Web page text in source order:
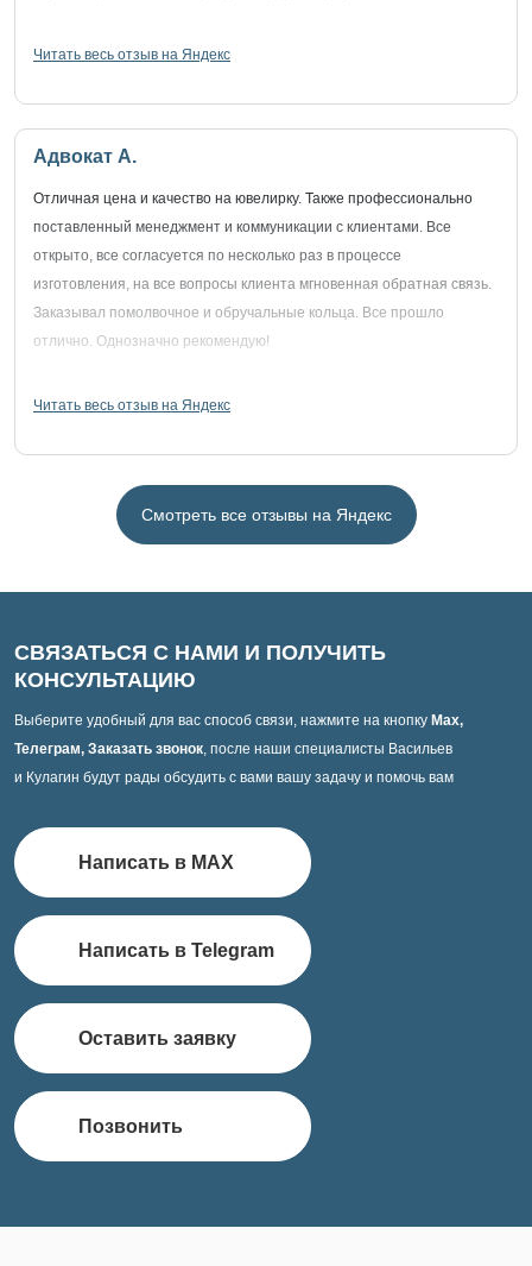
Читать весь отзыв на Яндекс
Адвокат А.
Отличная цена и качество на ювелирку. Также профессионально
поставленный менеджмент и коммуникации с клиентами. Все
открыто, все согласуется по несколько раз в процессе
изготовления, на все вопросы клиента мгновенная обратная связь.
Заказывал помолвочное и обручальные кольца. Все прошло
отлично. Однозначно рекомендую!
Читать весь отзыв на Яндекс
Смотреть все отзывы на Яндекс
СВЯЗАТЬСЯ С НАМИ И ПОЛУЧИТЬ
КОНСУЛЬТАЦИЮ
Выберите удобный для вас способ связи, нажмите на кнопку Max,
Телеграм, Заказать звонок, после наши специалисты Васильев
и Кулагин будут рады обсудить с вами вашу задачу и помочь вам
Написать в MAX
Написать в Telegram
Оставить заявку
Позвонить